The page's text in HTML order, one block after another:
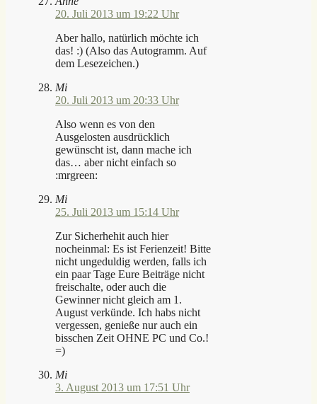
20. Juli 2013 um 19:22 Uhr
Aber hallo, natürlich möchte ich
das! :) (Also das Autogramm. Auf
dem Lesezeichen.)
Mi
20. Juli 2013 um 20:33 Uhr
Also wenn es von den
Ausgelosten ausdrücklich
gewünscht ist, dann mache ich
das… aber nicht einfach so
:mrgreen:
Mi
25. Juli 2013 um 15:14 Uhr
Zur Sicherhehit auch hier
nocheinmal: Es ist Ferienzeit! Bitte
nicht ungeduldig werden, falls ich
ein paar Tage Eure Beiträge nicht
freischalte, oder auch die
Gewinner nicht gleich am 1.
August verkünde. Ich habs nicht
vergessen, genieße nur auch ein
bisschen Zeit OHNE PC und Co.!
=)
Mi
3. August 2013 um 17:51 Uhr